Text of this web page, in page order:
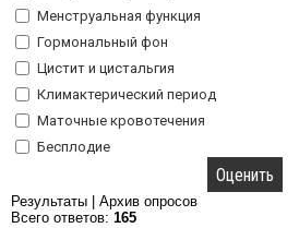
Менструальная функция
Гормональный фон
Цистит и цистальгия
Климактерический период
Маточные кровотечения
Бесплодие
Результаты
Архив опросов
Всего ответов: 165